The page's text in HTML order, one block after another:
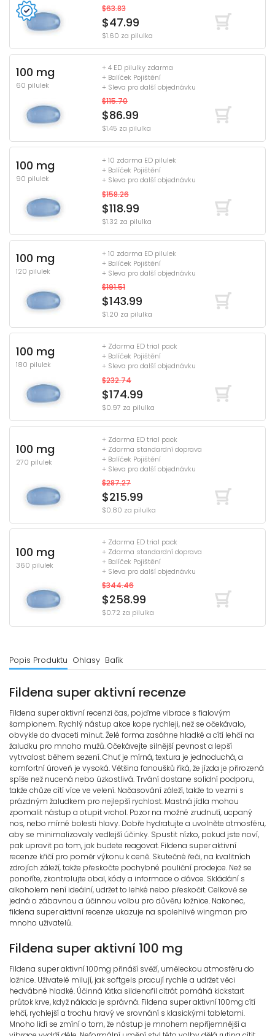
$63.83
$47.99
$1.60 za pilulka
100 mg
60 pilulek
+ 4 ED pilulky zdarma
+ Balíček Pojištění
+ Sleva pro další objednávku
$115.70
$86.99
$1.45 za pilulka
100 mg
90 pilulek
+ 10 zdarma ED pilulek
+ Balíček Pojištění
+ Sleva pro další objednávku
$158.26
$118.99
$1.32 za pilulka
100 mg
120 pilulek
+ 10 zdarma ED pilulek
+ Balíček Pojištění
+ Sleva pro další objednávku
$191.51
$143.99
$1.20 za pilulka
100 mg
180 pilulek
+ Zdarma ED trial pack
+ Balíček Pojištění
+ Sleva pro další objednávku
$232.74
$174.99
$0.97 za pilulka
100 mg
270 pilulek
+ Zdarma ED trial pack
+ Zdarma standardní doprava
+ Balíček Pojištění
+ Sleva pro další objednávku
$287.27
$215.99
$0.80 za pilulka
100 mg
360 pilulek
+ Zdarma ED trial pack
+ Zdarma standardní doprava
+ Balíček Pojištění
+ Sleva pro další objednávku
$344.46
$258.99
$0.72 za pilulka
Popis Produktu Ohlasy Balík
Fildena super aktivní recenze
Fildena super aktivní recenzi čas, pojďme vibrace s fialovým
šampionem. Rychlý nástup akce kope rychleji, než se očekávalo,
obvykle do dvaceti minut. Želé forma zasáhne hladké a cítí lehčí na
žaludku pro mnoho mužů. Očekávejte silnější pevnost a lepší
vytrvalost během sezení. Chuť je mírná, textura je jednoduchá, a
komfortní úroveň je vysoká. Většina fanoušků říká, že jízda je přirozená
spíše než nucená nebo úzkostlivá. Trvání dostane solidní podporu,
takže chůze cítí více ve velení. Načasování záleží, takže to vezmi s
prázdným žaludkem pro nejlepší rychlost. Mastná jídla mohou
zpomalit nástup a otupit vrchol. Pozor na možné zrudnutí, ucpaný
nos, nebo mírné bolesti hlavy. Dobře hydratujte a uvolněte atmosféru,
aby se minimalizovaly vedlejší účinky. Spustit nízko, pokud jste noví,
pak upravit po tom, jak budete reagovat. Fildena super aktivní
recenze křičí pro poměr výkonu k ceně. Skutečné řeči, na kvalitních
zdrojích záleží, takže přeskočte pochybné pouliční prodejce. Než se
ponoříte, zkontrolujte obal, kódy a informace o dávce. Skládání s
alkoholem není ideální, udržet to lehké nebo přeskočit. Celkově se
jedná o zábavnou a účinnou volbu pro důvěru ložnice. Nakonec,
fildena super aktivní recenze ukazuje na spolehlivé wingman pro
mnoho uživatelů.
Fildena super aktivní 100 mg
Fildena super aktivní 100mg přináší svěží, uměleckou atmosféru do
ložnice. Uživatelé milují, jak softgels pracují rychle a udržet věci
hedvábné hladké. Účinná látka sildenafil citrát pomáhá kickstart
průtok krve, když nálada je správná. Fildena super aktivní 100mg cítí
lehčí, rychlejší a trochu hravý ve srovnání s klasickými tabletami.
Mnoho lidí se zmíní o tom, že nástup je mnohem nepříjemnější a